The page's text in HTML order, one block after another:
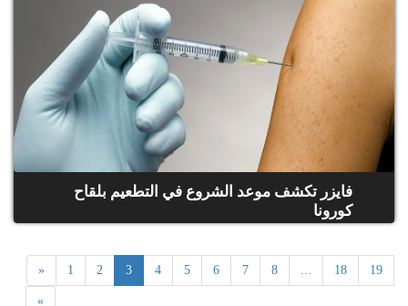
فايزر تكشف موعد الشروع في التطعيم بلقاح
كورونا
« 1 2 3 4 5 6 7 8 ... 18 19
»